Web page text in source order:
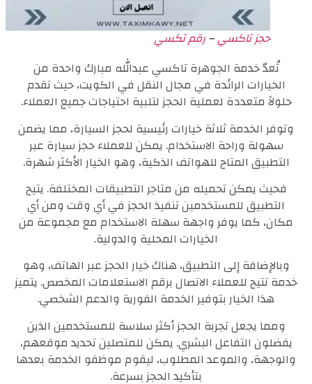
حجز تاكسي–رقم تكسي
تُعدّ خدمة الجوهرة تاكسي عبدالله مبارك واحدة من
الخيارات الرائدة في مجال النقل في الكويت، حيث تقدم
حلولاً متعددة لعملية الحجز لتلبية احتياجات جميع العملاء.
وتوفر الخدمة ثلاثة خيارات رئيسية لحجز السيارة، مما يضمن
سهولة وراحة الاستخدام. يمكن للعملاء حجز سيارة عبر
التطبيق المتاح للهواتف الذكية، وهو الخيار الأكثر شهرة.
فحيث يمكن تحميله من متاجر التطبيقات المختلفة. يتيح
التطبيق للمستخدمين تنفيذ الحجز في أي وقت ومن أي
مكان، كما يوفر واجهة سهلة الاستخدام مع مجموعة من
الخيارات المحلية والدولية.
وبالإضافة إلى التطبيق، هناك خيار الحجز عبر الهاتف، وهو
خدمة تتيح للعملاء الاتصال برقم الاستعلامات المخصص. يتميز
هذا الخيار بتوفير الخدمة الفورية والدعم الشخصي.
ومما يجعل تجربة الحجز أكثر سلاسة للمستخدمين الذين
يفضلون التفاعل البشري. يمكن للمتصلين تحديد موقعهم،
والوجهة، والموعد المطلوب، ليقوم موظفو الخدمة بعدها
بتأكيد الحجز بسرعة.